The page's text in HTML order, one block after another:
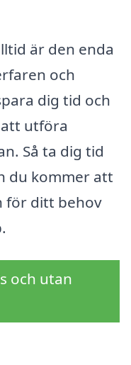
är den enda
och
dig tid och
utföra
Så ta dig tid
du kommer att
för ditt behov
och utan